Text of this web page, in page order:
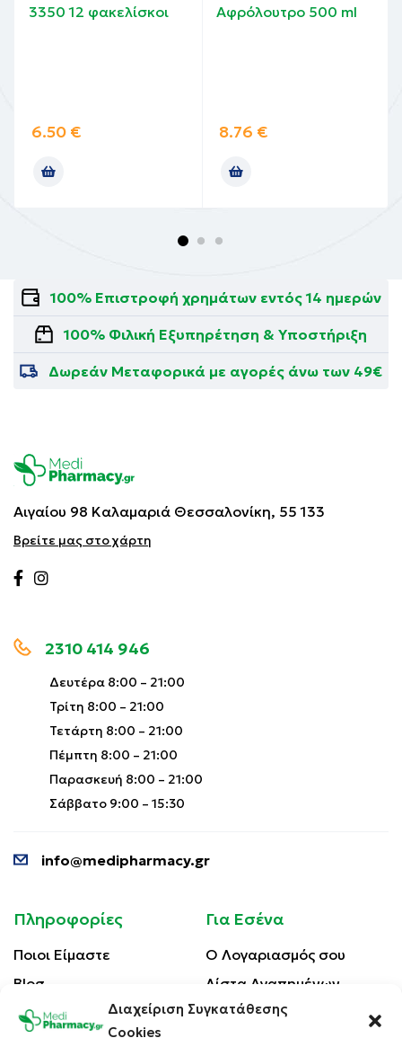
Διαχείριση Συγκατάθεσης
Cookies
3350 12 φακελίσκοι
6.50 €
Αφρόλουτρο 500 ml
8.76 €
100% Επιστροφή χρημάτων εντός 14 ημερών
100% Φιλική Εξυπηρέτηση & Υποστήριξη
Δωρεάν Μεταφορικά με αγορές άνω των 49€
Αιγαίου 98 Καλαμαριά Θεσσαλονίκη, 55 133
Βρείτε μας στο χάρτη
2310 414 946
Δευτέρα 8:00 – 21:00
Τρίτη 8:00 – 21:00
Τετάρτη 8:00 – 21:00
Πέμπτη 8:00 – 21:00
Παρασκευή 8:00 – 21:00
Σάββατο 9:00 – 15:30
info@medipharmacy.gr
Πληροφορίες
Ποιοι Είμαστε
Blog
Επικοινωνία
Για Εσένα
Ο Λογαριασμός σου
Λίστα Αγαπημένων
Οι Παραγγελίες σου